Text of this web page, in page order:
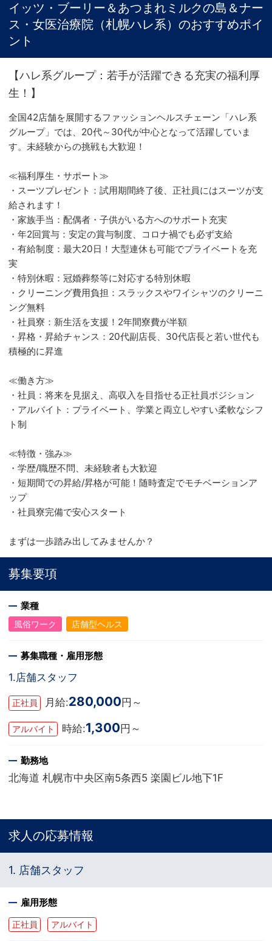
イッツ・ブーリー＆あつまれミルクの島＆ナー
ス・女医治療院（札幌ハレ系）のおすすめポイ
ント
【ハレ系グループ：若手が活躍できる充実の福利厚
生！】
全国42店舗を展開するファッションヘルスチェーン「ハレ系
グループ」では、20代～30代が中心となって活躍していま
す。未経験からの挑戦も大歓迎！
≪福利厚生・サポート≫
・スーツプレゼント：試用期間終了後、正社員にはスーツが支
給されます！
・家族手当：配偶者・子供がいる方へのサポート充実
・年2回賞与：安定の賞与制度、コロナ禍でも必ず支給
・有給制度：最大20日！大型連休も可能でプライベートを充
実
・特別休暇：冠婚葬祭等に対応する特別休暇
・クリーニング費用負担：スラックスやワイシャツのクリーニ
ング無料
・社員寮：新生活を支援！2年間寮費が半額
・昇格・昇給チャンス：20代副店長、30代店長と若い世代も
積極的に昇進
≪働き方≫
・社員：将来を見据え、高収入を目指せる正社員ポジション
・アルバイト：プライベート、学業と両立しやすい柔軟なシフ
ト制
≪特徴・強み≫
・学歴/職歴不問、未経験者も大歓迎
・短期間での昇給/昇格が可能！随時査定でモチベーションア
ップ
・社員寮完備で安心スタート
まずは一歩踏み出してみませんか？
募集要項
業種
風俗ワーク 店舗型ヘルス
募集職種・雇用形態
1.店舗スタッフ
正社員 月給:280,000 円～
アルバイト 時給:1,300円～
勤務地
北海道 札幌市中央区南5条西5 楽園ビル地下1F
求人の応募情報
1. 店舗スタッフ
雇用形態
正社員 アルバイト